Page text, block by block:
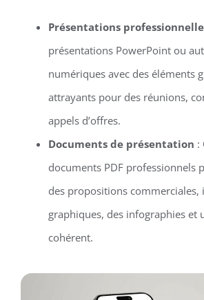
Présentations
présentations PowerPoint ou
numériques avec des éléments
attrayants pour des réunions,
appels d’offres.
Documents de présentation :
documents PDF professionnels
des propositions commerciales,
graphiques, des infographies et
cohérent.